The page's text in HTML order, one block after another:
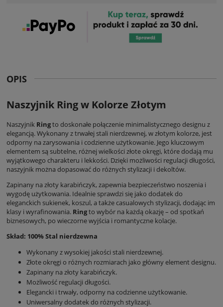
OPIS
Naszyjnik Ring w Kolorze Złotym
Naszyjnik Ringto doskonałe połączenie minimalistycznego designu z
elegancją. Wykonany z trwałej stali nierdzewnej, w złotym kolorze, jest
odporny na zarysowania i codzienne użytkowanie. Jego kluczowym
elementem są subtelne, różnej wielkości złote okręgi, które dodają mu
wyjątkowego charakteru i lekkości. Dzięki możliwości regulacji długości,
naszyjnik można dopasować do różnych stylizacji i dekoltów.
Zapinany na złoty karabińczyk, zapewnia bezpieczeństwo noszenia i
wygodę użytkowania. Idealnie sprawdzi się jako dodatek do
eleganckich sukienek, koszul, a także casualowych stylizacji, dodając im
klasy i wyrafinowania. Ringto wybór na każdą okazję – od spotkań
biznesowych, po wieczorne wyjścia i romantyczne kolacje.
Skład: 100% Stal nierdzewna
Wykonany z wysokiej jakości stali nierdzewnej.
Złote okręgi o różnych rozmiarach jako główny element designu.
Zapinany na złoty karabińczyk.
Możliwość regulacji długości.
Elegancki i trwały, odporny na codzienne użytkowanie.
Uniwersalny dodatek do różnych stylizacji.